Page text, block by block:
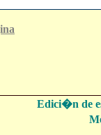
Edici�n de